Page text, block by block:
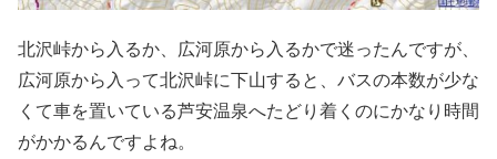
北沢峠から入るか、広河原から入るかで迷ったんですが、
広河原から入って北沢峠に下山すると、バスの本数が少な
くて車を置いている芦安温泉へたどり着くのにかなり時間
がかかるんですよね。